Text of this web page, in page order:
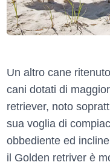
Un altro cane
cani dotati di
retriever, noto
sua voglia di
obbediente ed
il Golden retriver è